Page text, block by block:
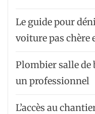
Le guide pour
voiture pas chère
Plombier salle de
un professionnel
L’accès au